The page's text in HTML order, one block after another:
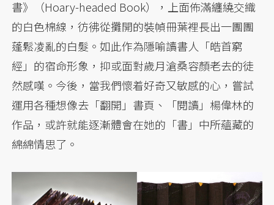
書》（Hoary-headed Book），上面佈滿纏繞交織
的白色棉線，彷彿從攤開的裝幀冊葉裡長出一團團
蓬鬆凌亂的白髮。如此作為隱喻讀書人「皓首窮
經」的宿命形象，抑或面對歲月滄桑容顏老去的徒
然感嘆。今後，當我們懷着好奇又敏感的心，嘗試
運用各種想像去「翻開」書頁、「閱讀」楊偉林的
作品，或許就能逐漸體會在她的「書」中所蘊藏的
綿綿情思了。